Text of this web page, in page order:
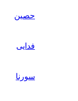
حصین
فدایی
سورنا